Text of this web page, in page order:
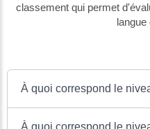
classement qui permet
langue
À quoi correspond le
À quoi correspond le